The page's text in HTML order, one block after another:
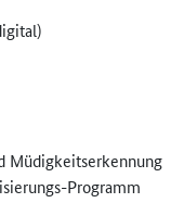
Müdigkeitserkennung
Progr­amm